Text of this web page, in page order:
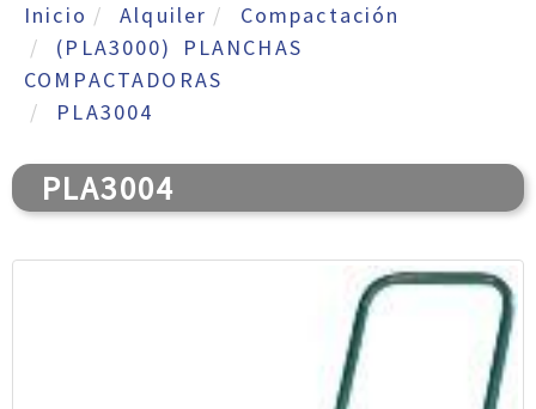
Inicio Alquiler
Compactación
(PLA3000) PLANCHAS
COMPACTADORAS
PLA3004
PLA3004